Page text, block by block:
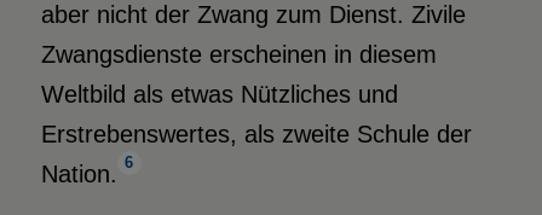
aber nicht der Zwang zum Dienst. Zivile
Zwangsdienste erscheinen in diesem
Weltbild als etwas Nützliches und
Erstrebenswertes, als zweite Schule der
Nation. 6